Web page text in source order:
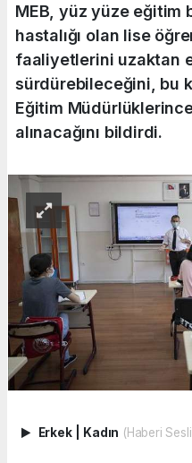
MEB, yüz yüze eğitim
hastalığı olan lise
faaliyetlerini uzaktan
sürdürebileceğini, bu
Eğitim
alınacağını bildirdi.
Erkek Kadın (Haberi